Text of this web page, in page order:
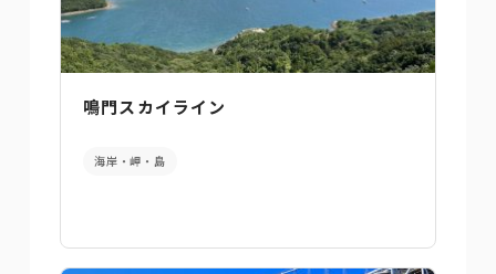
鳴門スカイライン
海岸・岬・島